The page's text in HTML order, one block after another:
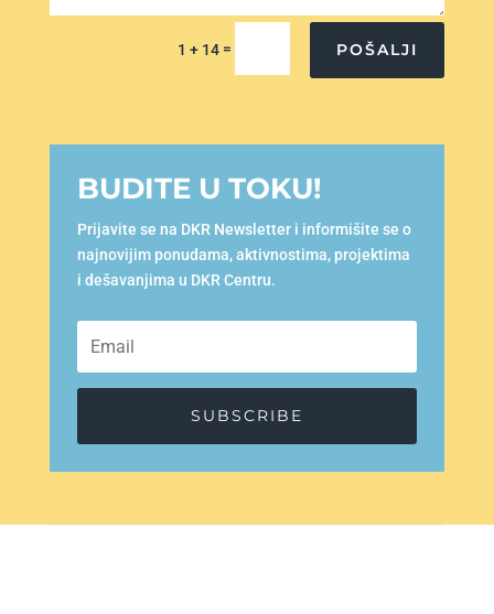
1 + 14 = POŠALJI
BUDITE U TOKU!
Prijavite se na DKR Newsletter i informišite se o
najnovijim ponudama, aktivnostima, projektima
i dešavanjima u DKR Centru.
SUBSCRIBE